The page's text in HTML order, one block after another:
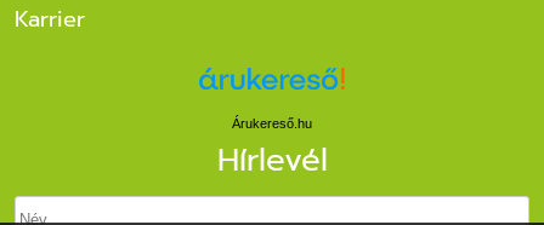
Karrier
Árukereső.hu
Hírlevél